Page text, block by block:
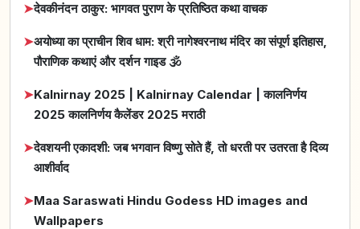
➤देवकीनंदन ठाकुर: भागवत पुराण के प्रतिष्ठित कथा वाचक
➤अयोध्या का प्राचीन शिव धाम: श्री नागेश्वरनाथ मंदिर का संपूर्ण इतिहास,
पौराणिक कथाएं और दर्शन गाइड 🕉️
➤Kalnirnay 2025 | Kalnirnay Calendar | कालनिर्णय
2025 कालनिर्णय कैलेंडर 2025 मराठी
➤देवशयनी एकादशी: जब भगवान विष्णु सोते हैं, तो धरती पर उतरता है दिव्य
आशीर्वाद
➤Maa Saraswati Hindu Godess HD images and
Wallpapers